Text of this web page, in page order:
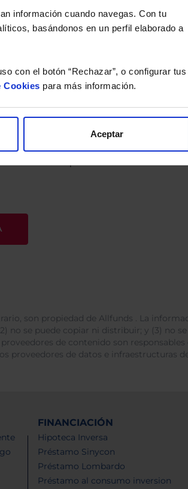
información cuando navegas. Con tu
basándonos en un perfil elaborado a
con el botón “Rechazar”, o configurar tus
Cookies para más información.
Aceptar
le enviarán un estudio
política de privacidady consiento el
de mis datos personales.
son propiedad de Allfunds . La
no se puede copiar ni distribuir; y (3) no se
de contenido son responsables
proveedores de datos e infraestructuras de
FINANCIACIÓN
Hipoteca Inversa
Préstamo Sinycon
Préstamo Lombardo
Préstamo al consumo inversion